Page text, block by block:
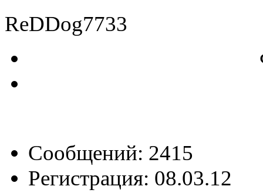
ReDDog7733
Сообщений: 2415
Регистрация: 08.03.12